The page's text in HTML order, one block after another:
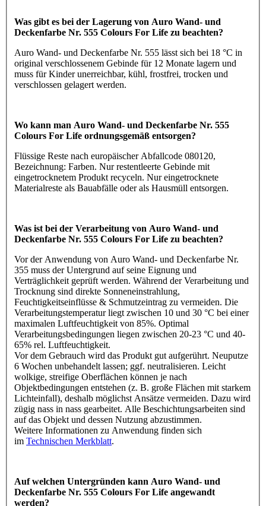
Was gibt es bei der Lagerung von Auro Wand- und
Deckenfarbe Nr. 555 Colours For Life zu beachten?
Auro Wand- und Deckenfarbe Nr. 555 lässt sich bei 18 °C in
original verschlossenem Gebinde für 12 Monate lagern und
muss für Kinder unerreichbar, kühl, frostfrei, trocken und
verschlossen gelagert werden.
Wo kann man Auro Wand- und Deckenfarbe Nr. 555
Colours For Life ordnungsgemäß entsorgen?
Flüssige Reste nach europäischer Abfallcode 080120,
Bezeichnung: Farben. Nur restentleerte Gebinde mit
eingetrocknetem Produkt recyceln. Nur eingetrocknete
Materialreste als Bauabfälle oder als Hausmüll entsorgen.
Was ist bei der Verarbeitung von Auro Wand- und
Deckenfarbe Nr. 555 Colours For Life zu beachten?
Vor der Anwendung von Auro Wand- und Deckenfarbe Nr.
355 muss der Untergrund auf seine Eignung und
Verträglichkeit geprüft werden. Während der Verarbeitung und
Trocknung sind direkte Sonneneinstrahlung,
Feuchtigkeitseinflüsse & Schmutzeintrag zu vermeiden. Die
Verarbeitungstemperatur liegt zwischen 10 und 30 °C bei einer
maximalen Luftfeuchtigkeit von 85%. Optimal
Verarbeitungsbedingungen liegen zwischen 20-23 °C und 40-
65% rel. Luftfeuchtigkeit.
Vor dem Gebrauch wird das Produkt gut aufgerührt. Neuputze
6 Wochen unbehandelt lassen; ggf. neutralisieren. Leicht
wolkige, streifige Oberflächen können je nach
Objektbedingungen entstehen (z. B. große Flächen mit starkem
Lichteinfall), deshalb möglichst Ansätze vermeiden. Dazu wird
zügig nass in nass gearbeitet. Alle Beschichtungsarbeiten sind
auf das Objekt und dessen Nutzung abzustimmen.
Weitere Informationen zu Anwendung finden sich
im Technischen Merkblatt.
Auf welchen Untergründen kann Auro Wand- und
Deckenfarbe Nr. 555 Colours For Life angewandt
werden?